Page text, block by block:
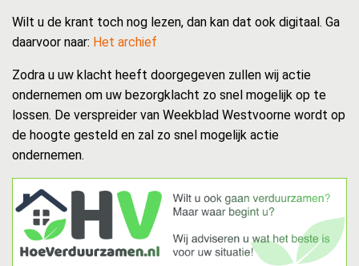
Wilt u de krant toch nog lezen, dan kan dat ook digitaal. Ga
daarvoor naar: Het archief
Zodra u uw klacht heeft doorgegeven zullen wij actie
ondernemen om uw bezorgklacht zo snel mogelijk op te
lossen. De verspreider van Weekblad Westvoorne wordt op
de hoogte gesteld en zal zo snel mogelijk actie
ondernemen.